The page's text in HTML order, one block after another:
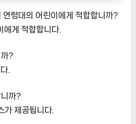
연령대의 어린이에게 적합합니까?
게 적합합니다.
?
.
까?
가 제공됩니다.